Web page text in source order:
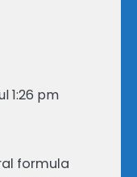
1:26 pm
formula